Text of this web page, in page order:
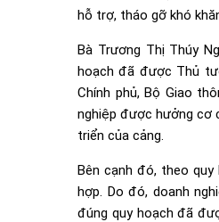
hỗ trợ, tháo gỡ khó
Bà Trương Thị Thúy
hoạch đã được Thủ
Chính phủ, Bộ Giao
nghiệp được hưởng cơ
triển của cảng.
Bên cạnh đó, theo
hợp. Do đó, doanh
đúng quy hoạch đã